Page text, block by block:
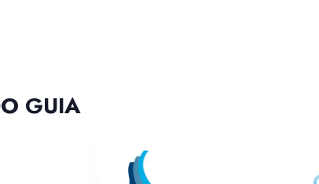
GUIA